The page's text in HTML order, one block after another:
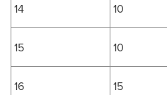
14 10
15 10
16 15